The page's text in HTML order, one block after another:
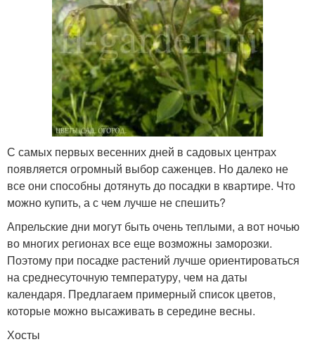
С самых первых весенних дней в садовых центрах
появляется огромный выбор саженцев. Но далеко не
все они способны дотянуть до посадки в квартире. Что
можно купить, а с чем лучше не спешить?
Апрельские дни могут быть очень теплыми, а вот ночью
во многих регионах все еще возможны заморозки.
Поэтому при посадке растений лучше ориентироваться
на среднесуточную температуру, чем на даты
календаря. Предлагаем примерный список цветов,
которые можно высаживать в середине весны.
Хосты